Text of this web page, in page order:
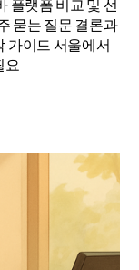
플랫폼 비교 및 선
묻는 질문 결론과
가이드 서울에서
요